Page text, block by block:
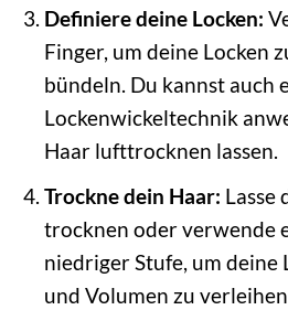
Definiere deine Locken:
Finger, um deine Locken
bündeln. Du kannst auch
Lockenwickeltechnik
Haar lufttrocknen lassen.
Trockne dein Haar: Lasse
trocknen oder verwende
niedriger Stufe, um deine
und Volumen zu